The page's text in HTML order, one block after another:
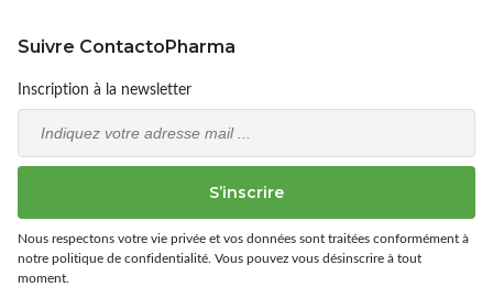
Suivre ContactoPharma
Inscription à la newsletter
Email
S’inscrire
Nous respectons votre vie privée et vos données sont traitées conformément à
notre politique de confidentialité. Vous pouvez vous désinscrire à tout
moment.